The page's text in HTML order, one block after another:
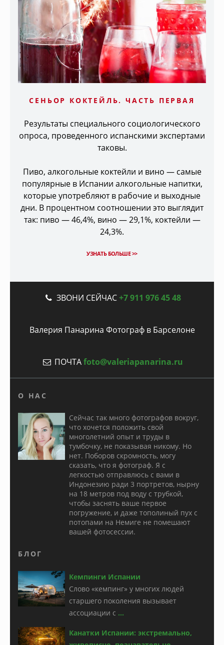
СЕНЬОР КОКТЕЙЛЬ. ЧАСТЬ ПЕРВАЯ
Результаты специального социологического
опроса, проведенного испанскими экспертами
таковы.
Пиво, алкогольные коктейли и вино — самые
популярные в Испании алкогольные напитки,
которые употребляют в рабочие и выходные
дни. В процентном соотношении это выглядит
так: пиво — 46,4%, вино — 29,1%, коктейли —
24,3%.
УЗНАТЬ БОЛЬШЕ >>
ЗВОНИ СЕЙЧАС+7 911 976 45 48
Валерия Панарина Фотограф в Барселоне
ПОЧТАfoto@valeriapanarina.ru
О НАС
Сейчас так много фотографов вокруг,
что хочется положить свой
многолетний опыт и труды в
тумбочку, не показывая никому. Но
нет. Поборов скромность, могу
сказать, что я фотограф. Я с
легкостью отправлюсь с вами в
Индонезию ради 3 портретов, нырну
на 18 метров под воду с трубкой,
чтобы заснять ваше первое
погружение, и даже тополиный пух с
потопами на Немиге не помешают
вашей фотосессии.
БЛОГ
Кемпинги Испании
Слово «кемпинг» у многих людей
старшего поколения вызывает
ассоциации с ...
Канатки Испании: экстремально,